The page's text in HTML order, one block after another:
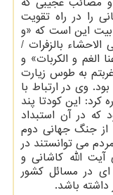
را در راه تقویت
بیت این است که «و
بالزفرات /
الغم و الکربات» و
به طوس زیارت
وی در ارتباط با
مرداد هم اشاره کرد: این کودتا پند
که در آن استبداد
جنگ جهانی دوم
مردم می توانستند در
الله کاشانی و
ای در مسائل کشور
باشد.